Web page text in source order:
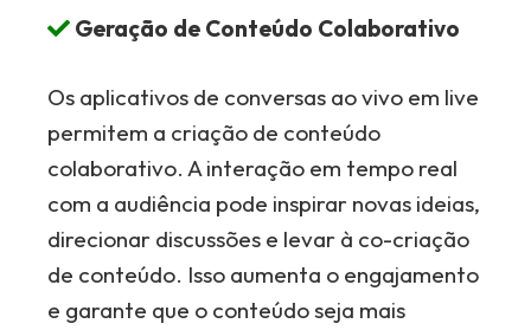
Geração de Conteúdo Colaborativo
Os aplicativos de conversas ao vivo em live
permitem a criação de conteúdo
colaborativo. A interação em tempo real
com a audiência pode inspirar novas ideias,
direcionar discussões e levar à co-criação
de conteúdo. Isso aumenta o engajamento
e garante que o conteúdo seja mais